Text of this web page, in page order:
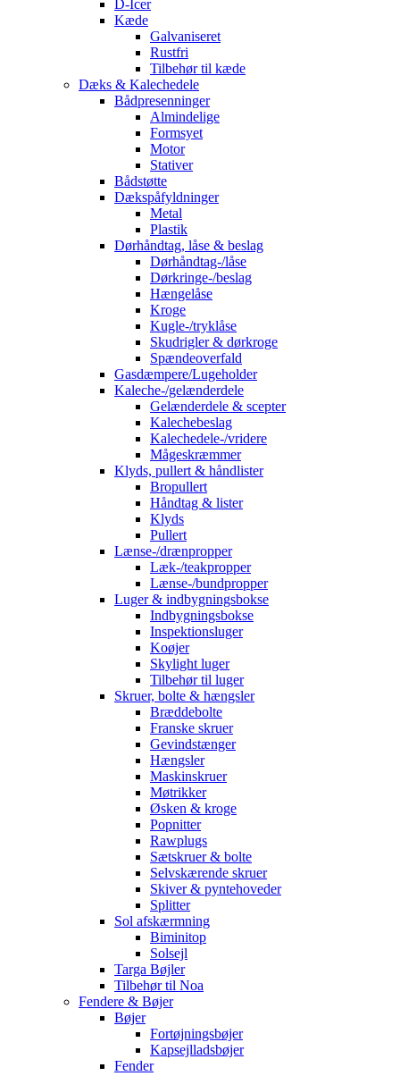
D-Icer
Kæde
Galvaniseret
Rustfri
Tilbehør til kæde
Dæks & Kalechedele
Bådpresenninger
Almindelige
Formsyet
Motor
Stativer
Bådstøtte
Dækspåfyldninger
Metal
Plastik
Dørhåndtag, låse & beslag
Dørhåndtag-/låse
Dørkringe-/beslag
Hængelåse
Kroge
Kugle-/tryklåse
Skudrigler & dørkroge
Spændeoverfald
Gasdæmpere/Lugeholder
Kaleche-/gelænderdele
Gelænderdele & scepter
Kalechebeslag
Kalechedele-/vridere
Mågeskræmmer
Klyds, pullert & håndlister
Bropullert
Håndtag & lister
Klyds
Pullert
Lænse-/drænpropper
Læk-/teakpropper
Lænse-/bundpropper
Luger & indbygningsbokse
Indbygningsbokse
Inspektionsluger
Koøjer
Skylight luger
Tilbehør til luger
Skruer, bolte & hængsler
Bræddebolte
Franske skruer
Gevindstænger
Hængsler
Maskinskruer
Møtrikker
Øsken & kroge
Popnitter
Rawplugs
Sætskruer & bolte
Selvskærende skruer
Skiver & pyntehoveder
Splitter
Sol afskærmning
Biminitop
Solsejl
Targa Bøjler
Tilbehør til Noa
Fendere & Bøjer
Bøjer
Fortøjningsbøjer
Kapsejlladsbøjer
Fender